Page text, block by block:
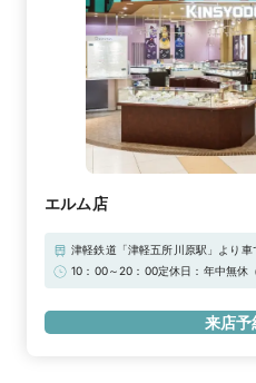
エルム店
津軽鉄道「津軽五所川原駅」より
車で約6分※エルム駐車場をご利用
10：00～20：00定休日：年中無休
来店予